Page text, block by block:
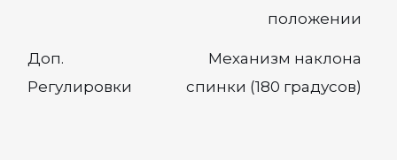
положении
Доп.
Регулировки
Механизм наклона
спинки (180 градусов)